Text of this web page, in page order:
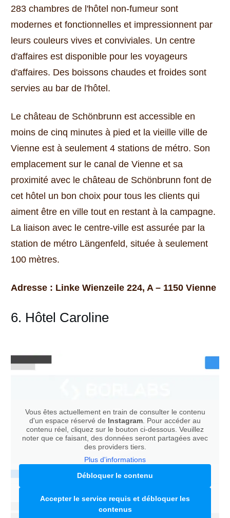
283 chambres de l'hôtel non-fumeur sont
modernes et fonctionnelles et impressionnent par
leurs couleurs vives et conviviales. Un centre
d'affaires est disponible pour les voyageurs
d'affaires. Des boissons chaudes et froides sont
servies au bar de l'hôtel.
Le château de Schönbrunn est accessible en
moins de cinq minutes à pied et la vieille ville de
Vienne est à seulement 4 stations de métro. Son
emplacement sur le canal de Vienne et sa
proximité avec le château de Schönbrunn font de
cet hôtel un bon choix pour tous les clients qui
aiment être en ville tout en restant à la campagne.
La liaison avec le centre-ville est assurée par la
station de métro Längenfeld, située à seulement
100 mètres.
Adresse : Linke Wienzeile 224, A – 1150 Vienne
6. Hôtel Caroline
Vous êtes actuellement en train de consulter le contenu
d'un espace réservé de Instagram . Pour accéder au
contenu réel, cliquez sur le bouton ci-dessous. Veuillez
noter que ce faisant, des données seront partagées avec
des providers tiers.
Plus d'informations
Débloquer le contenu
Accepter le service requis et débloquer les
contenus